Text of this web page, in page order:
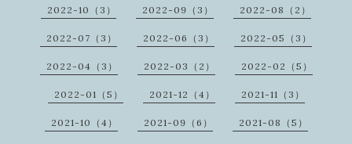
2022-10（3） 2022-09（3） 2022-08（2）
2022-07（3） 2022-06（3） 2022-05（3）
2022-04（3） 2022-03（2） 2022-02（5）
2022-01（5） 2021-12（4） 2021-11（3）
2021-10（4） 2021-09（6） 2021-08（5）